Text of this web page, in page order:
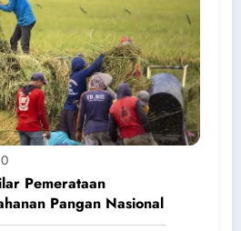
0
Pemerataan
Pangan Nasional